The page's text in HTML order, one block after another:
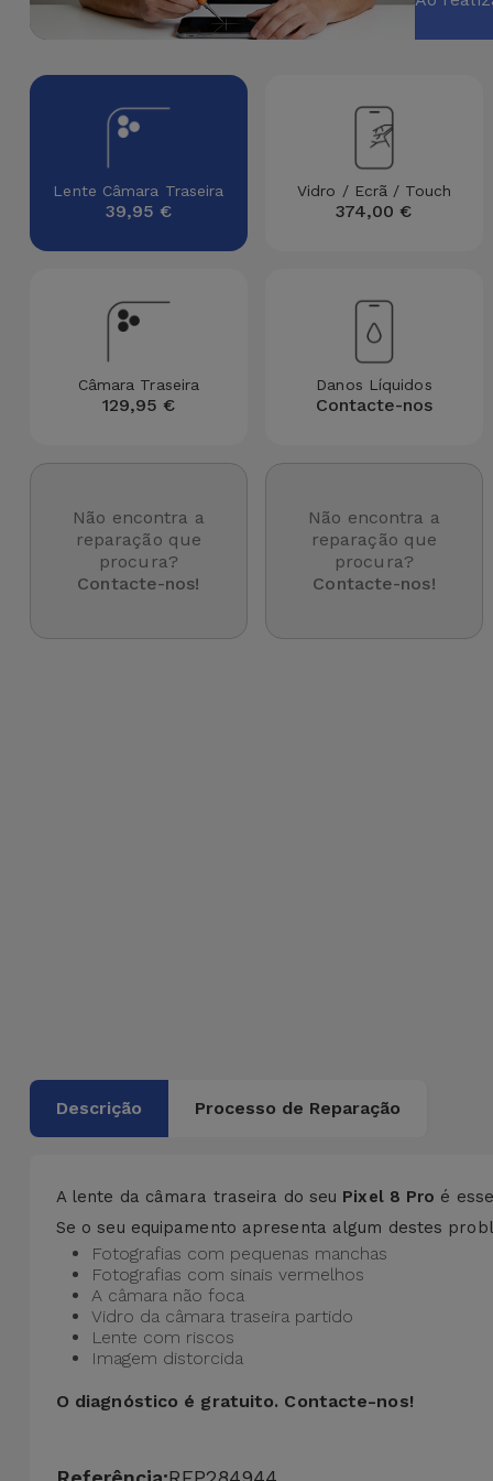
Samsung
TCL
Outras
Marcas
tudo
Apple Watch
Recondicionados
Recondicionados
iMac
Recondicionados
Recondicionadas
Adaptadores
Películas
Auriculares
e Colunas
Smartwatches
e Braceletes
Telemóvel
Gadgets
de
Computador
iPad e
Kids
tudo
Lente Câmara Traseira
39,95 €
Vidro / Ecrã / Touch
374,00 €
Câmara Traseira
129,95 €
Danos Líquidos
Contacte-nos
Não encontra a
reparação que
procura?
Contacte-nos!
Não encontra a
reparação que
procura?
Contacte-nos!
Descrição Processo de Reparação
A lente da câmara traseira do seu Pixel 8 Pro é
Se o seu equipamento apresenta algum destes
Fotografias com pequenas manchas
Fotografias com sinais vermelhos
A câmara não foca
Vidro da câmara traseira partido
Lente com riscos
Imagem distorcida
O diagnóstico é gratuito. Contacte-nos!